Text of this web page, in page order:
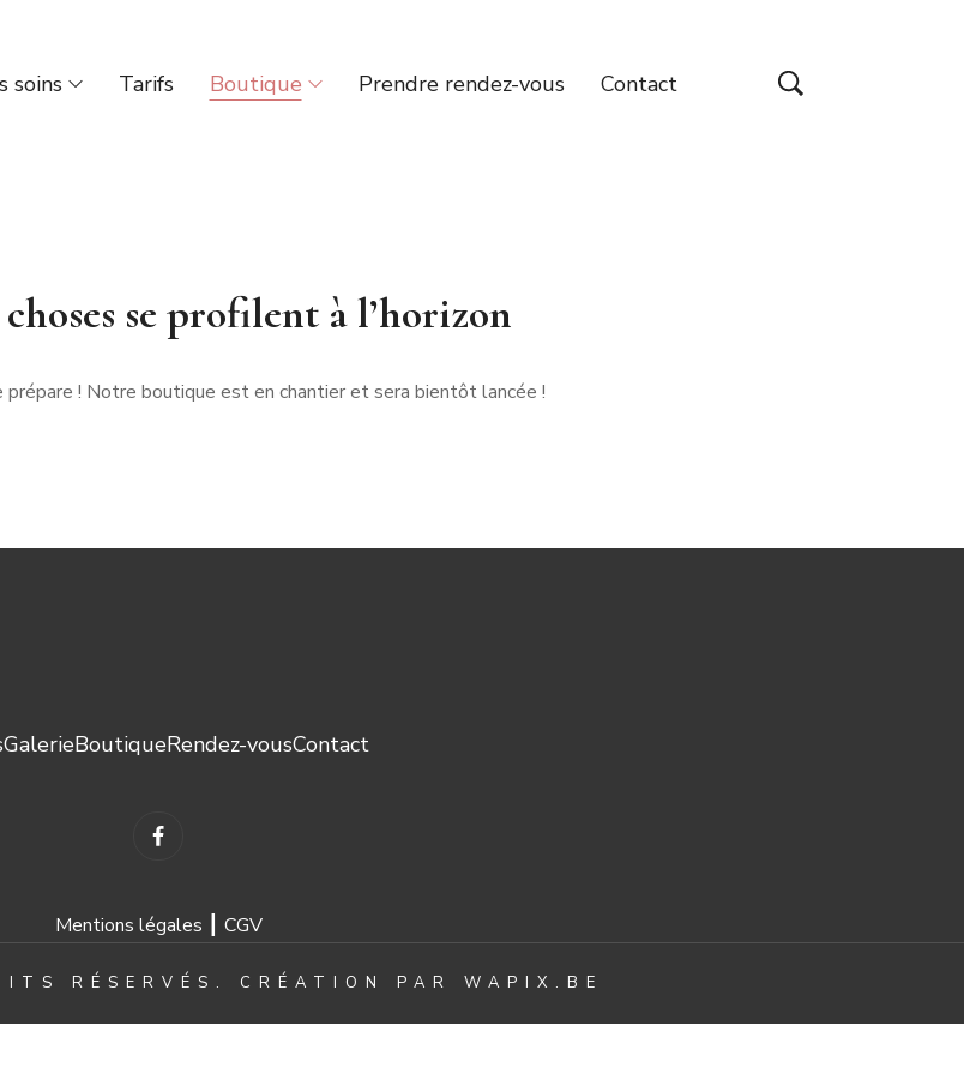
soins Tarifs Boutique Prendre rendez-vous Contact
se profilent à l’horizon
prépare ! Notre boutique est en chantier et sera bientôt lancée !
GalerieBoutiqueRendez-vousContact
Mentions légales ┃ CGV
RÉSERVÉS. CRÉATION PAR WAPIX.BE